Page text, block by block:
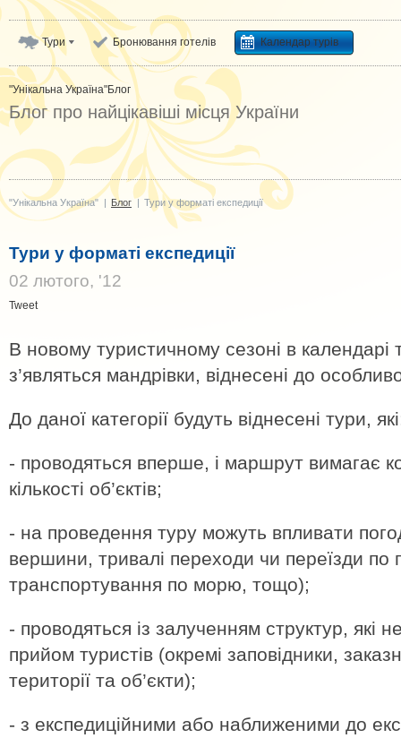
Тури Бронювання готелів Календар турів
"Унікальна Україна"Блог
Блог про найцікавіші місця України
"Унікальна Україна" | Блог | Тури у форматі експедиції
Тури у форматі експедиції
02 лютого, '12
Tweet
В новому туристичному сезоні в календарі
з’являться мандрівки, віднесені до
До даної категорії будуть віднесені тури,
- проводяться вперше, і маршрут вимагає
кількості об’єктів;
- на проведення туру можуть впливати
вершини, тривалі переходи чи переїзди по
транспортування по морю, тощо);
- проводяться із залученням структур, які
прийом туристів (окремі заповідники,
території та об’єкти);
- з експедиційними або наближеними до